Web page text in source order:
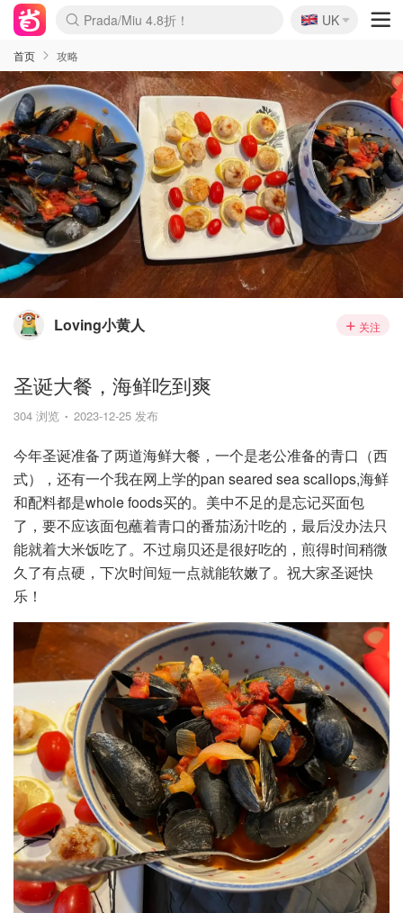
Prada/Miu 4.8折！
🇬🇧
UK
首页 攻略
Loving小黄人 关注
圣诞大餐，海鲜吃到爽
304 浏览 2023-12-25 发布
今年圣诞准备了两道海鲜大餐，一个是老公准备的青口（西
式），还有一个我在网上学的pan seared sea scallops,海鲜
和配料都是whole foods买的。美中不足的是忘记买面包
了，要不应该面包蘸着青口的番茄汤汁吃的，最后没办法只
能就着大米饭吃了。不过扇贝还是很好吃的，煎得时间稍微
久了有点硬，下次时间短一点就能软嫩了。祝大家圣诞快
乐！